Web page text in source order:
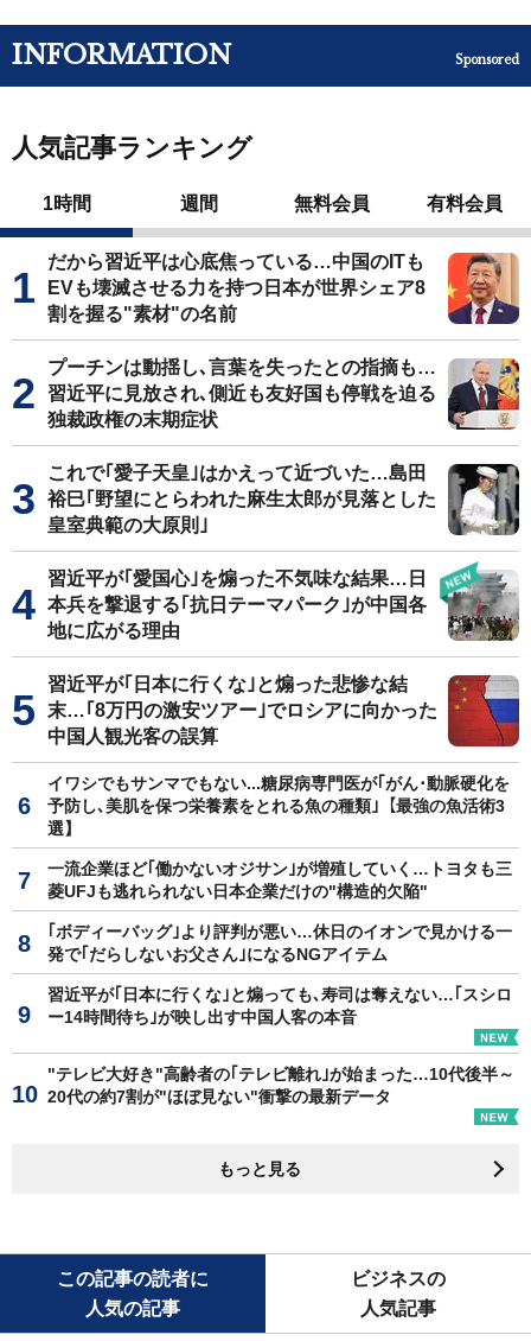
INFORMATION Sponsored
人気記事ランキング
1時間 週間 無料会員 有料会員
だから習近平は心底焦っている…中国のITも
EVも壊滅させる力を持つ日本が世界シェア8
割を握る"素材"の名前
プーチンは動揺し､言葉を失ったとの指摘も…
習近平に見放され､側近も友好国も停戦を迫る
独裁政権の末期症状
これで｢愛子天皇｣はかえって近づいた…島田
裕巳｢野望にとらわれた麻生太郎が見落とした
皇室典範の大原則｣
習近平が｢愛国心｣を煽った不気味な結果…日
本兵を撃退する｢抗日テーマパーク｣が中国各
地に広がる理由
習近平が｢日本に行くな｣と煽った悲惨な結
末…｢8万円の激安ツアー｣でロシアに向かった
中国人観光客の誤算
イワシでもサンマでもない...糖尿病専門医が｢がん･動脈硬化を
予防し､美肌を保つ栄養素をとれる魚の種類｣【最強の魚活術3
選】
一流企業ほど｢働かないオジサン｣が増殖していく…トヨタも三
菱UFJも逃れられない日本企業だけの"構造的欠陥"
｢ボディーバッグ｣より評判が悪い…休日のイオンで見かける一
発で｢だらしないお父さん｣になるNGアイテム
習近平が｢日本に行くな｣と煽っても､寿司は奪えない…｢スシロ
ー14時間待ち｣が映し出す中国人客の本音
"テレビ大好き"高齢者の｢テレビ離れ｣が始まった…10代後半～
20代の約7割が"ほぼ見ない"衝撃の最新データ
もっと見る
この記事の読者に
人気の記事
ビジネスの
人気記事